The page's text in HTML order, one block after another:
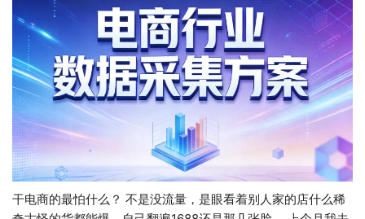
干电商的最怕什么？ 不是没流量，是眼看着别人家的店什么稀